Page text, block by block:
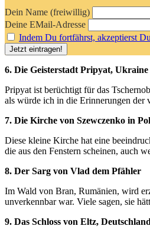
Dein Name (freiwillig)
Deine EMail-Adresse
Indem Du fortfährst, akzeptierst
6.⁢ Die Geisterstadt Pripyat, Ukraine
Pripyat ist berüchtigt ‍für ⁤das
als würde ich‍ in die Erinnerungen der
7. Die ​Kirche von‌ Szewczenko in
Diese kleine‍ Kirche hat eine⁢
die aus den Fenstern scheinen,⁤ auch
8. Der‌ Sarg von Vlad dem Pfähler
Im Wald von ⁢Bran, Rumänien, wird
‍unverkennbar war. Viele sagen, ​sie
9. Das ⁤Schloss von Eltz, Deutschland